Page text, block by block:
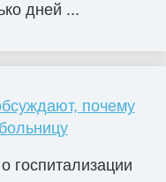
дней ...
почему
госпитализации